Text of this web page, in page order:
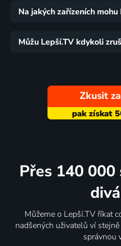
Na jakých zařízeních
Můžu Lepší.TV kdykoli
Zkusit
Přes 140
Můžeme o Lepší.TV říkat
nadšených uživatelů ví
správnou